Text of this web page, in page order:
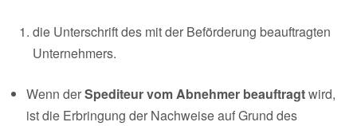
die Unterschrift des mit der Beförderung beauftragten
Unternehmers.
Wenn derSpediteur vom Abnehmer beauftragtwird,
ist die Erbringung der Nachweise auf Grund des